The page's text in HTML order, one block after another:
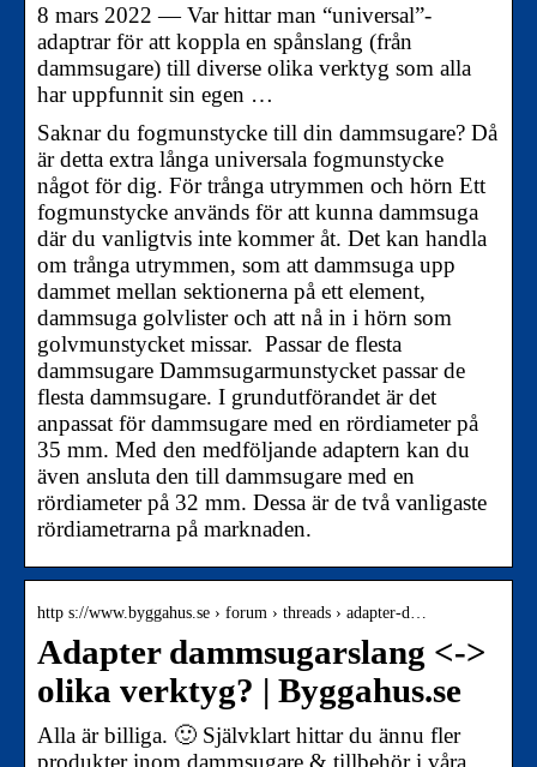
8 mars 2022 — Var hittar man “universal”-
adaptrar för att koppla en spånslang (från
dammsugare) till diverse olika verktyg som alla
har uppfunnit sin egen …
Saknar du fogmunstycke till din dammsugare? Då
är detta extra långa universala fogmunstycke
något för dig. För trånga utrymmen och hörn Ett
fogmunstycke används för att kunna dammsuga
där du vanligtvis inte kommer åt. Det kan handla
om trånga utrymmen, som att dammsuga upp
dammet mellan sektionerna på ett element,
dammsuga golvlister och att nå in i hörn som
golvmunstycket missar. Passar de flesta
dammsugare Dammsugarmunstycket passar de
flesta dammsugare. I grundutförandet är det
anpassat för dammsugare med en rördiameter på
35 mm. Med den medföljande adaptern kan du
även ansluta den till dammsugare med en
rördiameter på 32 mm. Dessa är de två vanligaste
rördiametrarna på marknaden.
http s://www.byggahus.se › forum › threads › adapter-d…
Adapter dammsugarslang <->
olika verktyg? | Byggahus.se
Alla är billiga. 🙂 Självklart hittar du ännu fler
produkter inom dammsugare & tillbehör i våra